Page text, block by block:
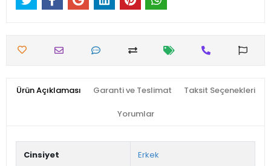
Ürün Açıklaması Garanti ve Teslimat Taksit Seçenekleri
Yorumlar
Cinsiyet Erkek